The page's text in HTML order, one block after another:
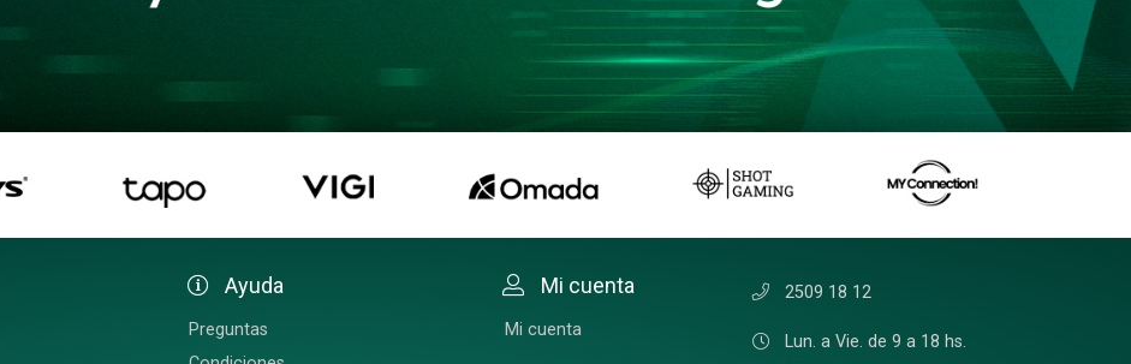
Ayuda
Preguntas
Mi cuenta
Mi cuenta
2509 18 12
Lun. a Vie. de 9 a 18 hs.